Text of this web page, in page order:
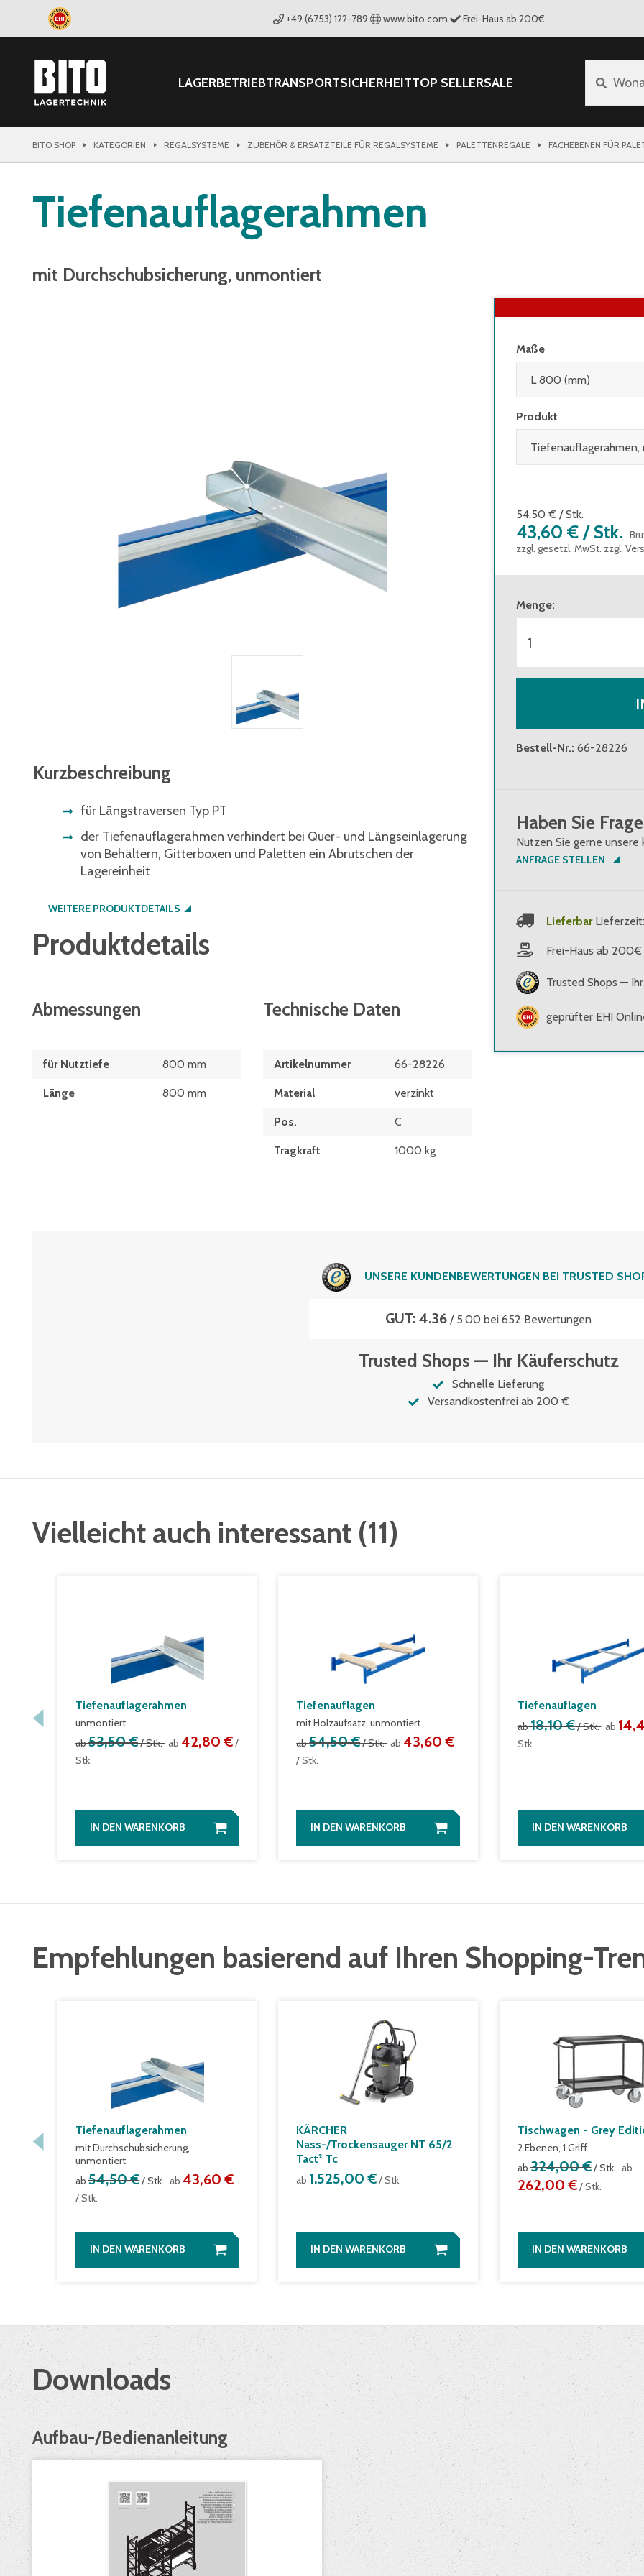
+49 (6753) 122-789 www.bito.com Frei-Haus ab 200€
LAGERBETRIEBTRANSPORTSICHERHEITTOP SELLERSALE
BITO SHOP KATEGORIEN REGALSYSTEME ZUBEHÖR & ERSATZTEILE FÜR REGALSYSTEME PALETTENREGALE FACHEBENEN FÜR
Tiefenauflagerahmen
mit Durchschubsicherung, unmontiert
Kurzbeschreibung
für Längstraversen Typ PT
der Tiefenauflagerahmen verhindert bei Quer- und Längseinlagerung
von Behältern, Gitterboxen und Paletten ein Abrutschen der
Lagereinheit
WEITERE PRODUKTDETAILS
Produktdetails
Abmessungen
für Nutztiefe 800 mm
Länge 800 mm
Technische Daten
Artikelnummer 66-28226
Material verzinkt
Pos. C
Tragkraft 1000 kg
Maße
Produkt
54,50 € /Stk.
43,60 € / Stk.
zzgl. gesetzl. MwSt. zzgl.
Menge:
Bestell-Nr.: 66-28226
Haben Sie
Nutzen Sie gerne unsere
ANFRAGE STELLEN
Lieferbar
Frei-Haus ab 200€
Trusted Shops —
geprüfter EHI
UNSERE KUNDENBEWERTUNGEN BEI TRUSTED
GUT: 4.36 / 5.00 bei 652 Bewertungen
Trusted Shops — Ihr Käuferschutz
Schnelle Lieferung
Versandkostenfrei ab 200 €
Vielleicht auch interessant (11)
Tiefenauflagerahmen
unmontiert
ab53,50 €/ Stk. ab 42,80 €/
Stk.
IN DEN WARENKORB
Tiefenauflagen
mit Holzaufsatz, unmontiert
ab54,50 €/ Stk. ab43,60 €
/ Stk.
IN DEN WARENKORB
Tiefenauflagen
ab18,10 €/ Stk. ab
Stk.
IN DEN WARENKORB
Empfehlungen basierend auf Ihren Shopping-
Tiefenauflagerahmen
mit Durchschubsicherung,
unmontiert
ab54,50 €/ Stk. ab 43,60 €
/ Stk.
IN DEN WARENKORB
KÄRCHER
Nass-/Trockensauger NT 65/2
Tact² Tc
ab 1.525,00 €/ Stk.
IN DEN WARENKORB
Tischwagen - Grey
2 Ebenen, 1 Griff
ab324,00 €/ Stk. ab
262,00 €/ Stk.
IN DEN WARENKORB
Downloads
Aufbau-/Bedienanleitung